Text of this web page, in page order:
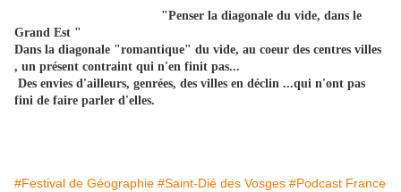
"Penser la diagonale du vide, dans le
Grand Est "
Dans la diagonale "romantique" du vide, au coeur des centres villes
, un présent contraint qui n'en finit pas...
Des envies d'ailleurs, genrées, des villes en déclin ...qui n'ont pas
fini de faire parler d'elles.
#Festival de Géographie #Saint-Dié des Vosges #Podcast France